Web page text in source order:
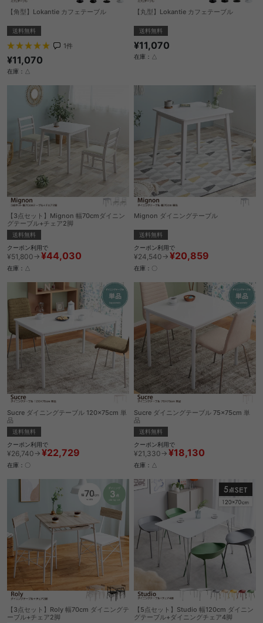
【角型】Lokantie カフェテーブル
送料無料
1件
¥11,070
在庫：△
【丸型】Lokantie カフェテーブル
送料無料
¥11,070
在庫：△
【3点セット】Mignon 幅70cmダイニン
グテーブル+チェア2脚
送料無料
クーポン利用で
¥51,800→ ¥44,030
在庫：△
Mignon ダイニングテーブル
送料無料
クーポン利用で
¥24,540→ ¥20,859
在庫：〇
Sucre ダイニングテーブル 120×75cm 単
品
送料無料
クーポン利用で
¥26,740→ ¥22,729
在庫：〇
Sucre ダイニングテーブル 75×75cm 単
品
送料無料
クーポン利用で
¥21,330→ ¥18,130
在庫：△
【3点セット】Roly 幅70cm ダイニングテ
ーブル+チェア2脚
【5点セット】Studio 幅120cm ダイニン
グテーブル+ダイニングチェア4脚